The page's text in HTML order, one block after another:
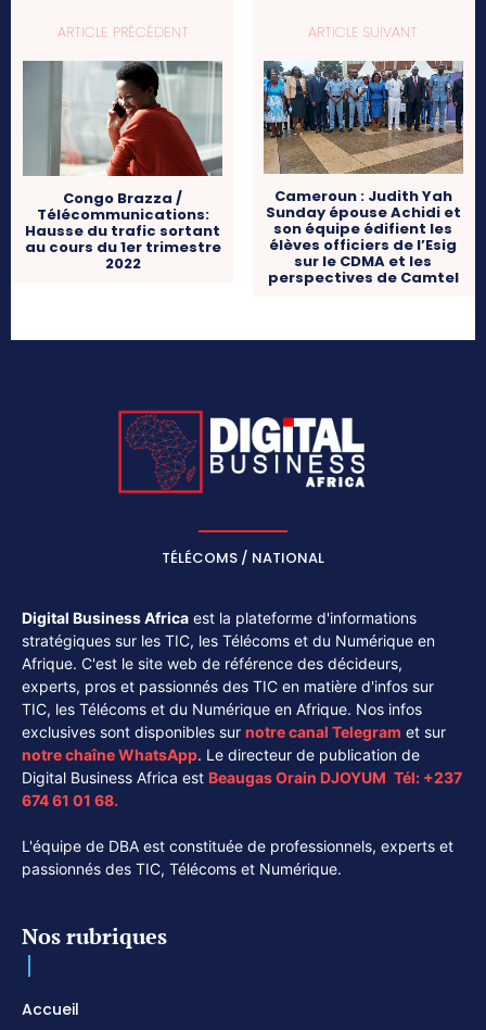
ARTICLE PRÉCÉDENT
Congo Brazza /
Télécommunications:
Hausse du trafic sortant
au cours du 1er trimestre
2022
ARTICLE SUIVANT
Cameroun : Judith Yah
Sunday épouse Achidi et
son équipe édifient les
élèves officiers de l’Esig
sur le CDMA et les
perspectives de Camtel
TÉLÉCOMS / NATIONAL
Digital Business Africa est la plateforme d'informations
stratégiques sur les TIC, les Télécoms et du Numérique en
Afrique. C'est le site web de référence des décideurs,
experts, pros et passionnés des TIC en matière d'infos sur
TIC, les Télécoms et du Numérique en Afrique. Nos infos
exclusives sont disponibles sur notre canal Telegram et sur
notre chaîneWhatsApp. Le directeur de publication de
Digital Business Africa est Beaugas Orain DJOYUM. Tél: +237
674 61 01 68.
L'équipe de DBA est constituée de professionnels, experts et
passionnés des TIC, Télécoms et Numérique.
Nos rubriques
Accueil